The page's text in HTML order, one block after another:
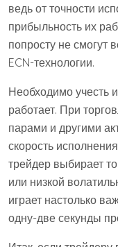
ведь от точности
прибыльность их
попросту не смогут
ECN-технологии.
Необходимо учесть
работает. При
парами и другими
скорость
трейдер выбирает
или низкой
играет настолько
одну-две секунды